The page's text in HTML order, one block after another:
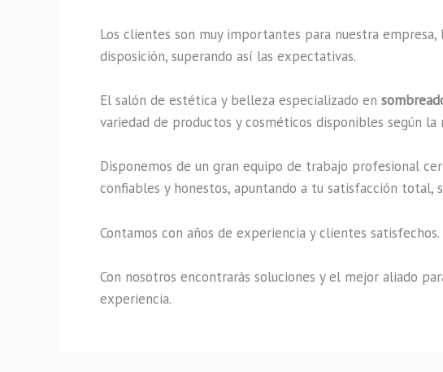
Los clientes son muy importantes para nuestra
disposición, superando así las expectativas.
El salón de estética y belleza especializado en
variedad de productos y cosméticos disponibles según
Disponemos de un gran equipo de trabajo profesional
confiables y honestos, apuntando a tu satisfacción total,
Contamos con años de experiencia y clientes satisfechos.
Con nosotros encontrarás soluciones y el mejor aliado
experiencia.